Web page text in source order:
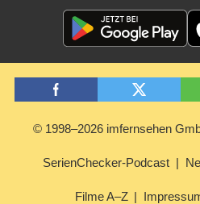
© 1998–2026 imfernsehen
SerienChecker-Podcast
Filme A–Z